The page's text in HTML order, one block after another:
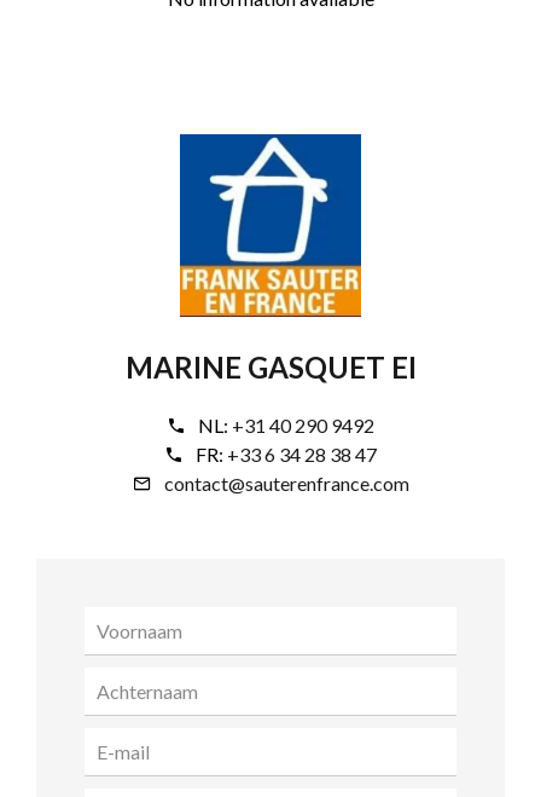
MARINE GASQUET EI
NL: +31 40 290 9492
FR: +33 6 34 28 38 47
contact@sauterenfrance.com